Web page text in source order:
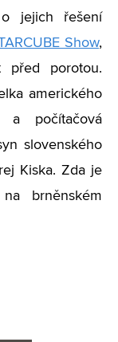
jejich řešení
Show,
před porotou.
amerického
a počítačová
slovenského
Kiska. Zda je
brněnském